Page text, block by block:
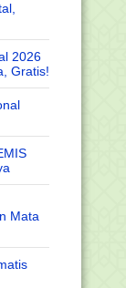
2026
Gratis!
Mata